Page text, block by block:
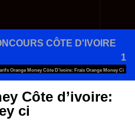
CÔTE D'IVOIRE
1
Orange Money Côte D’ivoire: Frais Orange Money Ci
Côte d’ivoire:
ci